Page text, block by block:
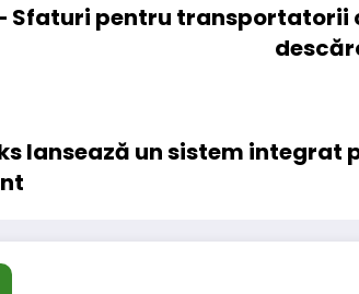
– Sfaturi pentru
lansează un sistem integrat